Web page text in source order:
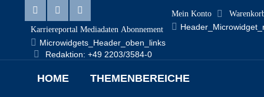
Linkedin
page
opens
in
Facebook
page
opens
in
X
page
opens
Karriereportal Mediadaten Abonnement
Microwidgets_Header_oben_links
Redaktion: +49 2203/3584-0
Mein Konto
HOME THEMENBEREICHE